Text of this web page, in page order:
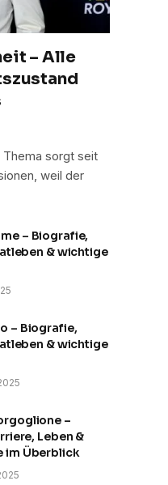
– Alle
Thema sorgt seit
weil der
– Biografie,
& wichtige
– Biografie,
& wichtige
–
Leben &
im Überblick